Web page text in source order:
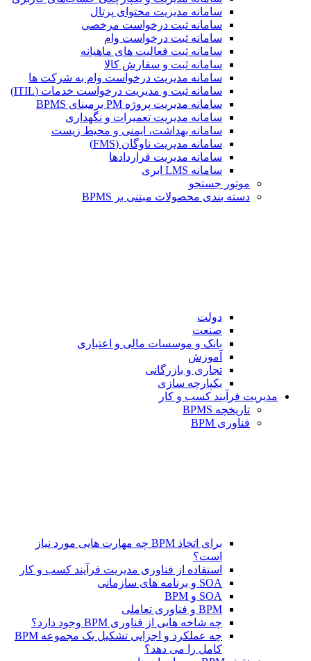
سامانه مدیریت محتوای پرتال
سامانه ثبت درخواست مرخصی
سامانه ثبت درخواست وام
سامانه ثبت فعالیت های ماهیانه
سامانه ثبت و سفارش کالا
سامانه مدیریت درخواست وام به شرکت ها
سامانه ثبت و مدیریت درخواست خدمات (ITIL)
سامانه مدیریت پروژه PM برمبنای BPMS
سامانه مدیریت تعمیرات و نگهداری
سامانه بهداشت، ایمنی و محیط زیست
سامانه مدیریت ناوگان (FMS)
سامانه مدیریت قراردادها
سامانه LMS ابری
موتور جستجو
دسته بندی محصولات مبتنی بر BPMS
دولت
صنعت
بانک و موسسات مالی و اعتباری
آموزش
تجاری و بازرگانی
یکپارچه سازی
مدیریت فرآیند کسب و کار
تاریخچه BPMS
فناوری BPM
برای اتخاذ BPM چه مهارت هایی مورد نیاز
است؟
استفاده از فناوری مدیریت فرآیند کسب و کار
SOA و برنامه های سازمانی
SOA و BPM
BPM و فناوری تعاملی
چه شاخه هایی از فناوری BPM وجود دارد؟
چه عملکرد و اجزایی تشکیل یک مجموعه BPM
کامل را می دهد؟